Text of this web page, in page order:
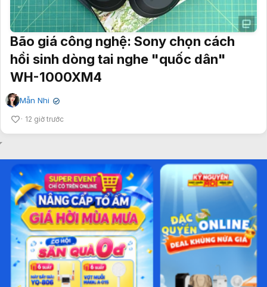
Bão giá công nghệ: Sony chọn cách
hồi sinh dòng tai nghe "quốc dân"
WH-1000XM4
Mẫn Nhi ✔
12 giờ trước